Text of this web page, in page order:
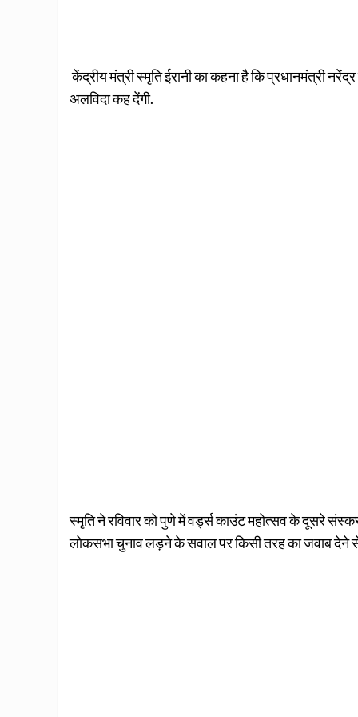
केंद्रीय मंत्री स्मृति ईरानी का कहना है कि प्रधानमंत्री
अलविदा कह देंगी.
स्मृति ने रविवार को पुणे में वर्ड्स काउंट महोत्सव के दूसरे
लोकसभा चुनाव लड़ने के सवाल पर किसी तरह का जवाब देने